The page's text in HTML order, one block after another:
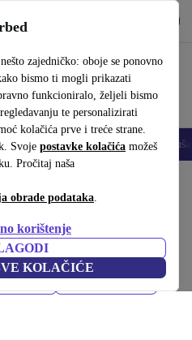
zajedničko: oboje se ponovno
bismo ti mogli prikazati
funkcioniralo, željeli bismo
te personalizirati
kolačića prve i treće strane.
Svoje postavke kolačića možeš
Pročitaj naša
obrade podataka.
korištenje
KOLAČIĆE
Pametni satovi Dodaci
telefoni
mobiteli ispod 400 € – kvaliteta,
novac i čuvaj okoliš.